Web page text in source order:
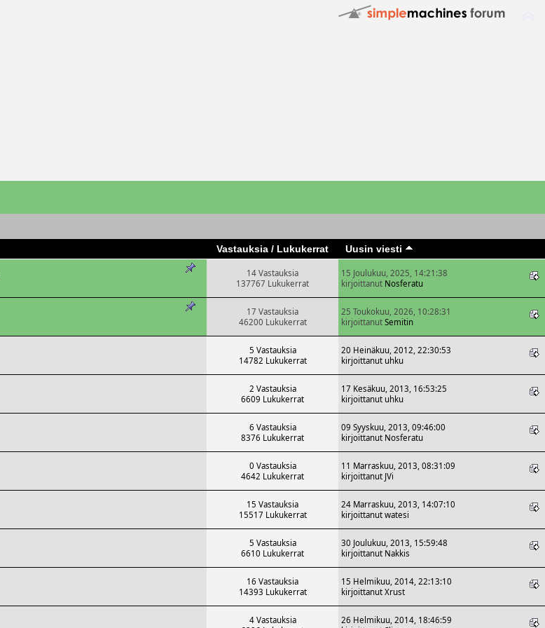
Vastauksia / Lukukerrat Uusin viesti
14 Vastauksia
137767 Lukukerrat
15 Joulukuu, 2025, 14:21:38
kirjoittanut Nosferatu
17 Vastauksia
46200 Lukukerrat
25 Toukokuu, 2026, 10:28:31
kirjoittanut Semitin
5 Vastauksia
14782 Lukukerrat
20 Heinäkuu, 2012, 22:30:53
kirjoittanut uhku
2 Vastauksia
6609 Lukukerrat
17 Kesäkuu, 2013, 16:53:25
kirjoittanut uhku
6 Vastauksia
8376 Lukukerrat
09 Syyskuu, 2013, 09:46:00
kirjoittanut Nosferatu
0 Vastauksia
4642 Lukukerrat
11 Marraskuu, 2013, 08:31:09
kirjoittanut JVi
15 Vastauksia
15517 Lukukerrat
24 Marraskuu, 2013, 14:07:10
kirjoittanut watesi
5 Vastauksia
6610 Lukukerrat
30 Joulukuu, 2013, 15:59:48
kirjoittanut Nakkis
16 Vastauksia
14393 Lukukerrat
15 Helmikuu, 2014, 22:13:10
kirjoittanut Xrust
4 Vastauksia
26 Helmikuu, 2014, 18:46:59